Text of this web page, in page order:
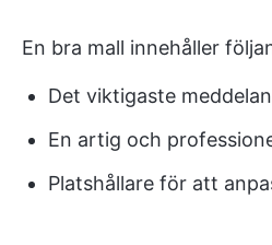
En bra mall innehåller
Det viktigaste
En artig och
Platshållare för att